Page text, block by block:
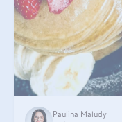
Paulina Maludy